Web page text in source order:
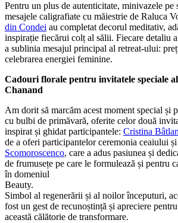
Pentru un plus de autenticitate, minivazele pe
mesajele caligrafiate cu măiestrie de Raluca
din Condei au completat decorul meditativ,
inspirație fiecărui colț al sălii. Fiecare detaliu
a sublinia mesajul principal al retreat-ului:
celebrarea energiei feminine.
Cadouri florale pentru invitatele speciale
Chanand
Am dorit să marcăm acest moment special și
cu bulbi de primăvară, oferite celor două
inspirat și ghidat participantele: Cristina Bâtlan
de a oferi participantelor ceremonia ceaiului și
Scomoroscenco, care a adus pasiunea și
de frumusețe pe care le formulează și pentru
în domeniul
Beauty.
Simbol al regenerării și al noilor începuturi,
fost un gest de recunoștință și apreciere
această călătorie de transformare.